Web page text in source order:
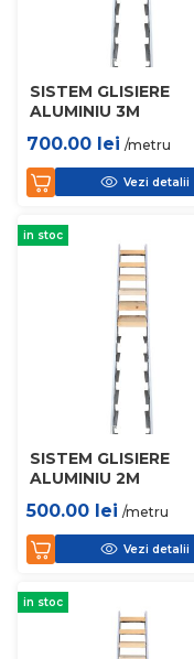
SISTEM GLISIERE
ALUMINIU 3M
700.00 lei /metru
Vezi detalii
in stoc
SISTEM GLISIERE
ALUMINIU 2M
500.00 lei /metru
Vezi detalii
in stoc